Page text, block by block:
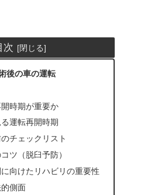
次
後の車の運転
時期が重要か
運転再開時期
チェックリスト
ツ（脱臼予防）
向けたリハビリの重要性
側面